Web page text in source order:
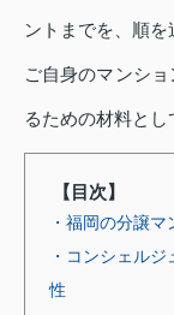
ントまでを、順を
ご自身のマンシ
るための材料とし
【目次】
・福岡の分譲
・コンシェル
性